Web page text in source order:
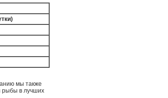
мы также
рыбы в лучших